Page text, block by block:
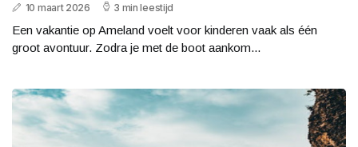
10 maart 2026 3 min leestijd
Een vakantie op Ameland voelt voor kinderen vaak als één
groot avontuur. Zodra je met de boot aankom...